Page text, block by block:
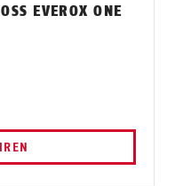
EVEROX ONE